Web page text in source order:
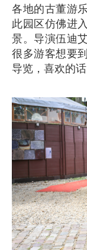
各地的古董游
此园区仿佛进
景。导演伍迪
很多游客想要
导览，喜欢的